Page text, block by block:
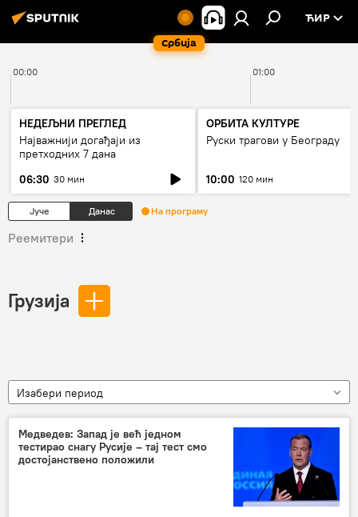
Србија
ЋИР
00:00 01:00
НЕДЕЉНИ ПРЕГЛЕД
Најважнији догађаји из
претходних 7 дана
06:30 30 мин
ОРБИТА КУЛТУРЕ
Руски трагови у Београду
10:00 120 мин
Јуче Данас На програму
Реемитери
Грузија
Изабери период
Медведев: Запад је већ једном
тестирао снагу Русије – тај тест смо
достојанствено положили